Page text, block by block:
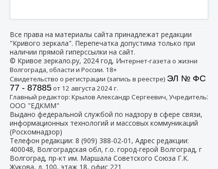
Все права на материалы сайта принадлежат редакции
"Кривого зеркала". Перепечатка допустима только при
наличии прямой гиперссылки на сайт.
© Кривое зеркало.ру, 2024 год, Интернет-газета о жизни
Волгограда, области и России. 18+
Свидетельство о регистрации (запись в реестре) ЭЛ № ФС
77 - 87885от 12 августа 2024 г.
Главный редактор: Крылов Александр Сергеевич, Учредитель:
ООО "ЕДКММ"
Выдано федеральной службой по надзору в сфере связи,
информационных технологий и массовых коммуникаций
(Роскомнадзор)
Телефон редакции: 8 (909) 388-02-01 , Адрес редакции:
400048, Волгоградская обл, г.о. город-герой Волгоград, г
Волгоград, пр-кт им. Маршала Советского Союза Г.К.
Жукова, д. 100, этаж 18, офис 221